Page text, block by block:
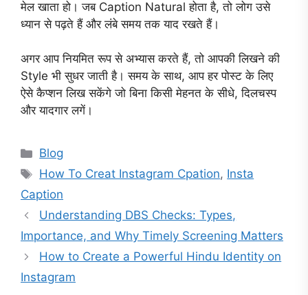
मेल खाता हो। जब Caption Natural होता है, तो लोग उसे
ध्यान से पढ़ते हैं और लंबे समय तक याद रखते हैं।
अगर आप नियमित रूप से अभ्यास करते हैं, तो आपकी लिखने की
Style भी सुधर जाती है। समय के साथ, आप हर पोस्ट के लिए
ऐसे कैप्शन लिख सकेंगे जो बिना किसी मेहनत के सीधे, दिलचस्प
और यादगार लगें।
Categories
Blog
Tags
How To Creat Instagram Cpation, Insta
Caption
Understanding DBS Checks: Types,
Importance, and Why Timely Screening Matters
How to Create a Powerful Hindu Identity on
Instagram